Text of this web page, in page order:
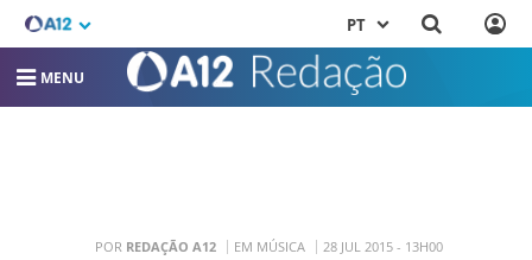
PT
MENU
POR REDAÇÃO A12 EM MÚSICA 28 JUL 2015 - 13H00